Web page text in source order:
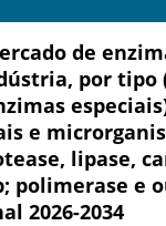
de
por tipo
e
lipase,
polimerase e
2026-2034